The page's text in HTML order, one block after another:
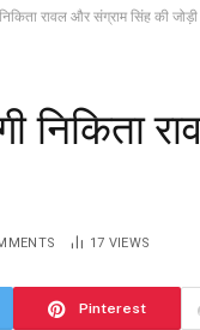
रावल और संग्राम सिंह की जोड़ी
निकिता
17 VIEWS
Pinterest